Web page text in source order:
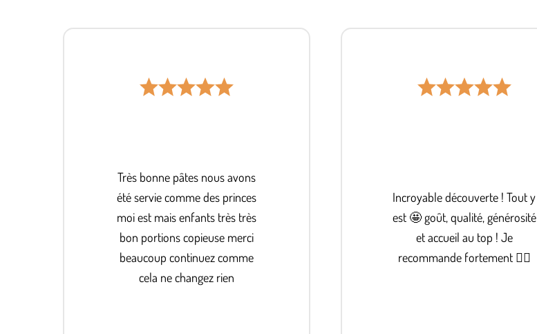
Très bonne pâtes nous avons
été servie comme des princes
moi est mais enfants très très
bon portions copieuse merci
beaucoup continuez comme
cela ne changez rien
Incroyable découverte ! Tout y
est 🤩 goût, qualité, générosité
et accueil au top ! Je
recommande fortement 👌🏼